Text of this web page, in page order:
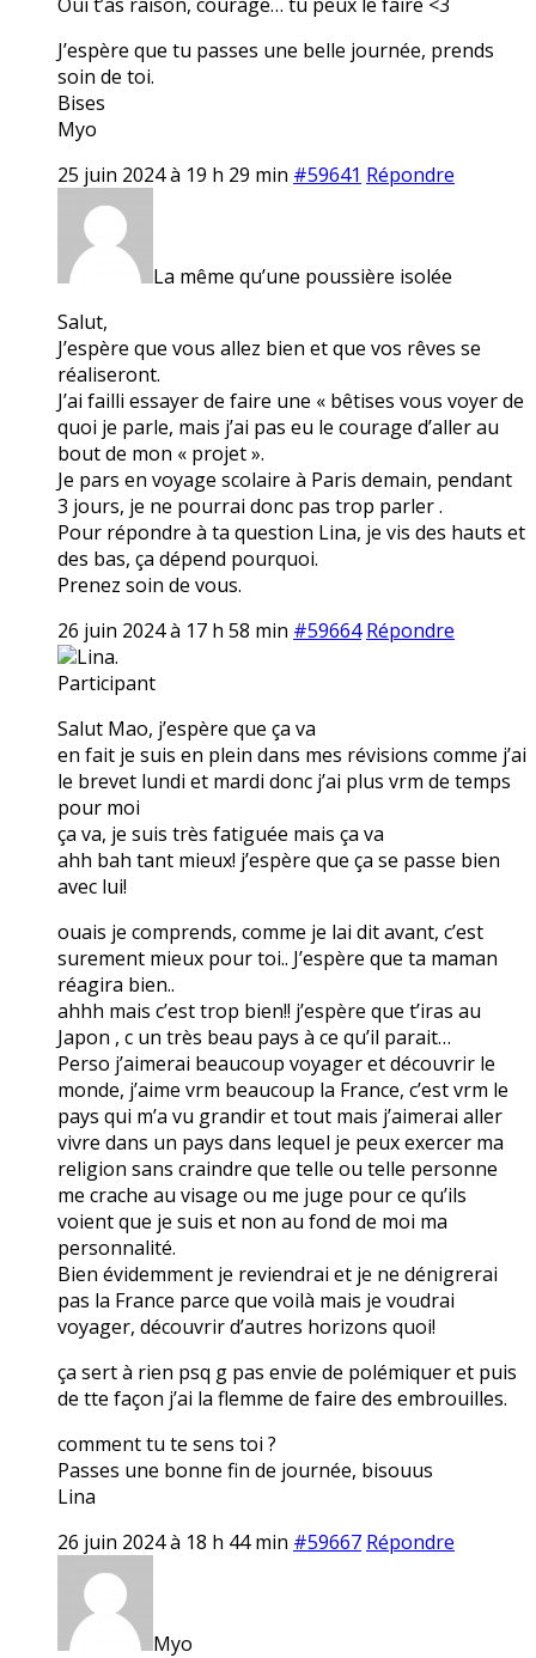
J’espère que tu passes une belle journée, prends
soin de toi.
Bises
Myo
25 juin 2024 à 19 h 29 min #59641 Répondre
La même qu’une poussière isolée
Salut,
J’espère que vous allez bien et que vos rêves se
réaliseront.
J’ai failli essayer de faire une « bêtises vous voyer de
quoi je parle, mais j’ai pas eu le courage d’aller au
bout de mon « projet ».
Je pars en voyage scolaire à Paris demain, pendant
3 jours, je ne pourrai donc pas trop parler .
Pour répondre à ta question Lina, je vis des hauts et
des bas, ça dépend pourquoi.
Prenez soin de vous.
26 juin 2024 à 17 h 58 min #59664 Répondre
Lina.
Participant
Salut Mao, j’espère que ça va
en fait je suis en plein dans mes révisions comme j’ai
le brevet lundi et mardi donc j’ai plus vrm de temps
pour moi
ça va, je suis très fatiguée mais ça va
ahh bah tant mieux! j’espère que ça se passe bien
avec lui!
ouais je comprends, comme je lai dit avant, c’est
surement mieux pour toi.. J’espère que ta maman
réagira bien..
ahhh mais c’est trop bien!! j’espère que t’iras au
Japon , c un très beau pays à ce qu’il parait…
Perso j’aimerai beaucoup voyager et découvrir le
monde, j’aime vrm beaucoup la France, c’est vrm le
pays qui m’a vu grandir et tout mais j’aimerai aller
vivre dans un pays dans lequel je peux exercer ma
religion sans craindre que telle ou telle personne
me crache au visage ou me juge pour ce qu’ils
voient que je suis et non au fond de moi ma
personnalité.
Bien évidemment je reviendrai et je ne dénigrerai
pas la France parce que voilà mais je voudrai
voyager, découvrir d’autres horizons quoi!
ça sert à rien psq g pas envie de polémiquer et puis
de tte façon j’ai la flemme de faire des embrouilles.
comment tu te sens toi ?
Passes une bonne fin de journée, bisouus
Lina
26 juin 2024 à 18 h 44 min #59667 Répondre
Myo